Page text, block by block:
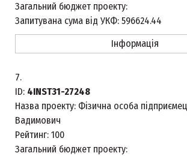
Загальний бюджет проекту:
Запитувана сума від УКФ: 596624.44
Інформація
7.
ID: 4INST31-27248
Назва проекту: Фізична особа
Вадимович
Рейтинг: 100
Загальний бюджет проекту: